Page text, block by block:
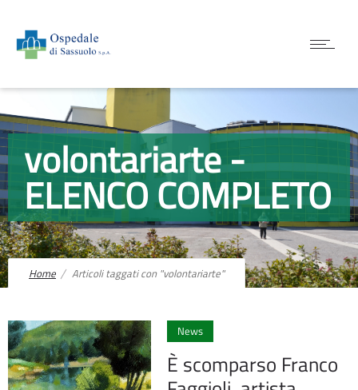
volontariarte -
ELENCO COMPLETO
Home Articoli taggati con "volontariarte"
News
È scomparso Franco